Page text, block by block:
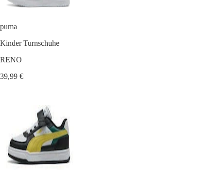
puma
Kinder Turnschuhe
RENO
39,99 €